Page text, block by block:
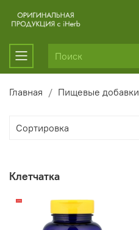
Главная Пищевые добавки
Клетчатка
-20%